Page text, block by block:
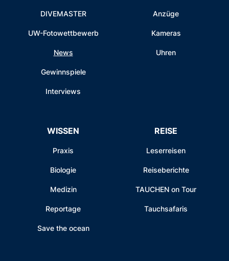
DIVEMASTER
UW-Fotowettbewerb
News
Gewinnspiele
Interviews
Anzüge
Kameras
Uhren
WISSEN
Praxis
Biologie
Medizin
Reportage
Save the ocean
REISE
Leserreisen
Reiseberichte
TAUCHEN on Tour
Tauchsafaris